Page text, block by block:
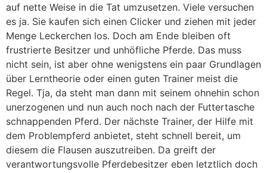
auf nette Weise in die Tat umzusetzen. Viele versuchen
es ja. Sie kaufen sich einen Clicker und ziehen mit jeder
Menge Leckerchen los. Doch am Ende bleiben oft
frustrierte Besitzer und unhöfliche Pferde. Das muss
nicht sein, ist aber ohne wenigstens ein paar Grundlagen
über Lerntheorie oder einen guten Trainer meist die
Regel. Tja, da steht man dann mit seinem ohnehin schon
unerzogenen und nun auch noch nach der Futtertasche
schnappenden Pferd. Der nächste Trainer, der Hilfe mit
dem Problempferd anbietet, steht schnell bereit, um
diesem die Flausen auszutreiben. Da greift der
verantwortungsvolle Pferdebesitzer eben letztlich doch